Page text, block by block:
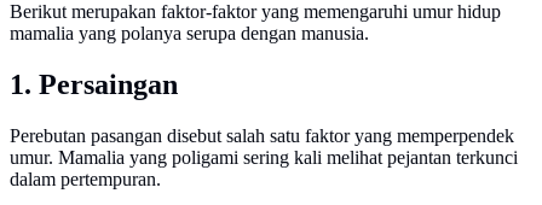
Berikut merupakan faktor-faktor yang memengaruhi umur hidup
mamalia yang polanya serupa dengan manusia.
1. Persaingan
Perebutan pasangan disebut salah satu faktor yang memperpendek
umur. Mamalia yang poligami sering kali melihat pejantan terkunci
dalam pertempuran.